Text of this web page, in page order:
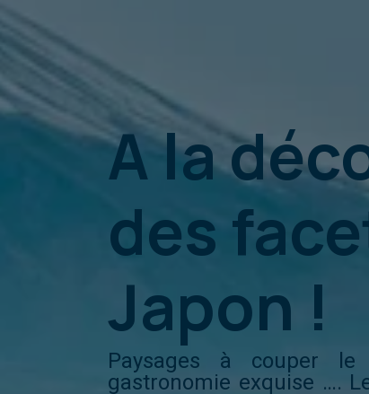
A la
des
Japon !
Paysages à couper le
gastronomie exquise ….